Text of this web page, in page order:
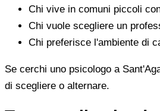
Chi vive in comuni piccoli
Chi vuole scegliere un
Chi preferisce l'ambiente di
Se cerchi uno psicologo a
di scegliere o alternare.